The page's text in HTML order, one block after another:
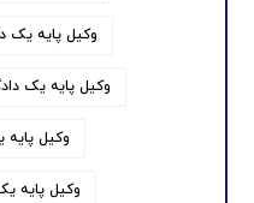
وکیل پایه یک
وکیل پایه یک
وکیل
وکیل پایه